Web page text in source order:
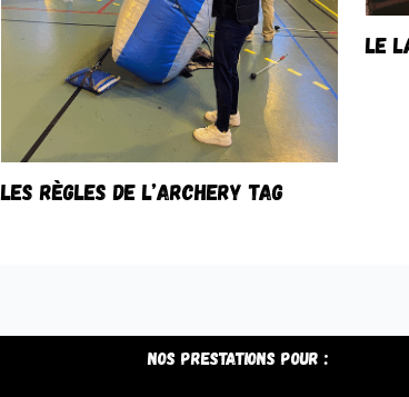
LES RÈGLES DE L’ARCHERY TAG
LE
Nos prestations pour :